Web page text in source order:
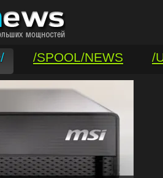
/SPOOL/NEWS
/